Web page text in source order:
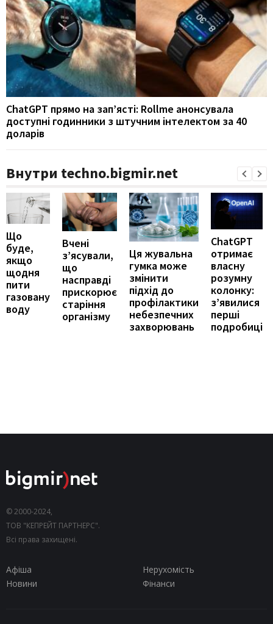
ChatGPT прямо на зап’ясті: Rollme анонсувала
доступні годинники з штучним інтелектом за 40
доларів
Внутри techno.bigmir.net
Що
буде,
якщо
щодня
пити
газовану
воду
Вчені
з’ясували,
що
насправді
прискорює
старіння
організму
Ця жувальна
гумка може
змінити
підхід до
профілактики
небезпечних
захворювань
ChatGPT
отримає
власну
розумну
колонку:
з’явилися
перші
подробиці
© 2000-2024,
ТОВ "КЕПРЕЙТ ПАРТНЕРС".
Всі права захищені.
Афіша
Нерухомість
Новини
Фінанси